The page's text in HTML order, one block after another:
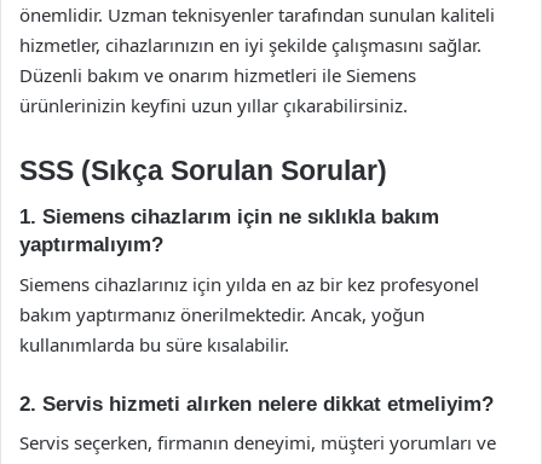
önemlidir. Uzman teknisyenler tarafından sunulan kaliteli
hizmetler, cihazlarınızın en iyi şekilde çalışmasını sağlar.
Düzenli bakım ve onarım hizmetleri ile Siemens
ürünlerinizin keyfini uzun yıllar çıkarabilirsiniz.
SSS (Sıkça Sorulan Sorular)
1. Siemens cihazlarım için ne sıklıkla bakım
yaptırmalıyım?
Siemens cihazlarınız için yılda en az bir kez profesyonel
bakım yaptırmanız önerilmektedir. Ancak, yoğun
kullanımlarda bu süre kısalabilir.
2. Servis hizmeti alırken nelere dikkat etmeliyim?
Servis seçerken, firmanın deneyimi, müşteri yorumları ve